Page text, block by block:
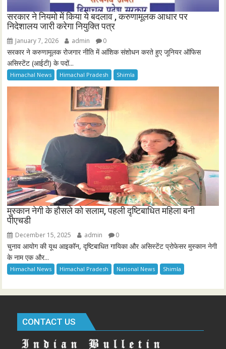
सरकार ने नियमो में किया ये बदलाव , करुणामूलक आधार पर
निदेशालय जारी करेगा नियुक्ति पत्र
January 7, 2026 admin 0
सरकार ने करुणामूलक रोजगार नीति में आंशिक संशोधन करते हुए जूनियर ऑफिस
असिस्टेंट (आईटी) के पदों...
Himachal News Himachal Pradesh Shimla
मुस्कान नेगी के हौसले को सलाम, पहली दृष्टिबाधित महिला बनी
पीएचडी
December 15, 2025 admin 0
चुनाव आयोग की यूथ आइकॉन, दृष्टिबाधित गायिका और असिस्टेंट प्रोफेसर मुस्कान नेगी
के नाम एक और...
Himachal News Himachal Pradesh National News Shimla
CONTACT US